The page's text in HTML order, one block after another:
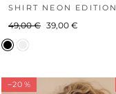
SHIRT NEON EDITION
Normaler
Preis
49,00 € Sonderpreis
39,00 €
−20 %